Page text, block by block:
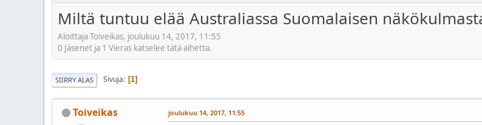
Miltä tuntuu elää Australiassa Suomalaisen
Aloittaja Toiveikas, joulukuu 14, 2017, 11:55
0 Jäsenet ja 1 Vieras katselee tätä aihetta.
SIIRRY ALAS Sivuja 1
Toiveikas joulukuu 14, 2017, 11:55